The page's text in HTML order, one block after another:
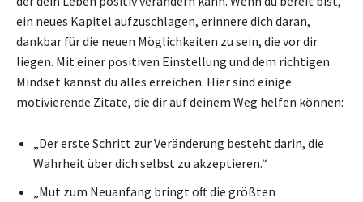
ein neues Kapitel aufzuschlagen, erinnere dich daran,
dankbar für die neuen Möglichkeiten zu sein, die vor dir
liegen. Mit einer positiven Einstellung und dem richtigen
Mindset kannst du alles erreichen. Hier sind einige
motivierende Zitate, die dir auf deinem Weg helfen können:
„Der erste Schritt zur Veränderung besteht darin, die
Wahrheit über dich selbst zu akzeptieren.“
„Mut zum Neuanfang bringt oft die größten